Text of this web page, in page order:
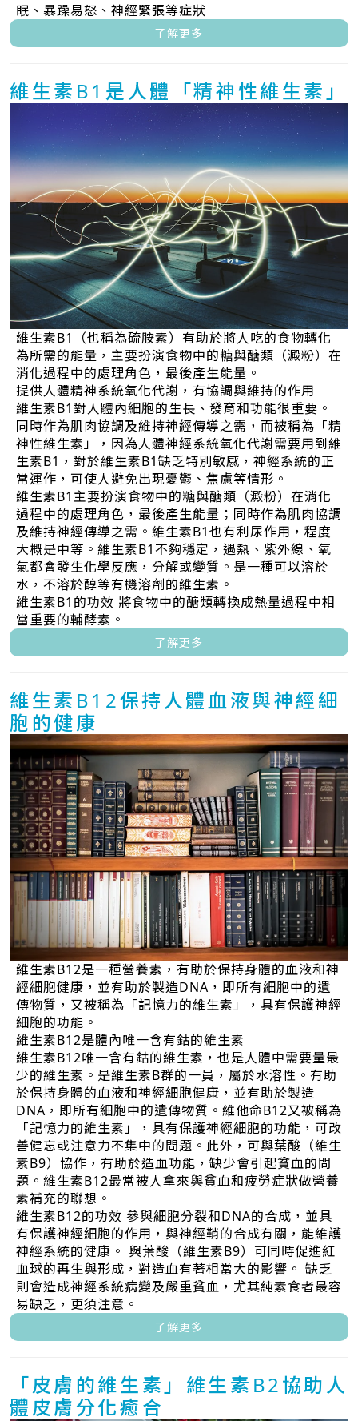
眠、暴躁易怒、神經緊張等症狀
了解更多
維生素B1是人體「精神性維生素」
維生素B1（也稱為硫胺素）有助於將人吃的食物轉化
為所需的能量，主要扮演食物中的糖與醣類（澱粉）在
消化過程中的處理角色，最後產生能量。
提供人體精神系統氧化代謝，有協調與維持的作用
維生素B1對人體內細胞的生長、發育和功能很重要。
同時作為肌肉協調及維持神經傳導之需，而被稱為「精
神性維生素」，因為人體神經系統氧化代謝需要用到維
生素B1，對於維生素B1缺乏特別敏感，神經系統的正
常運作，可使人避免出現憂鬱、焦慮等情形。
維生素B1主要扮演食物中的糖與醣類（澱粉）在消化
過程中的處理角色，最後產生能量；同時作為肌肉協調
及維持神經傳導之需。維生素B1也有利尿作用，程度
大概是中等。維生素B1不夠穩定，遇熱、紫外線、氧
氣都會發生化學反應，分解或變質。是一種可以溶於
水，不溶於醇等有機溶劑的維生素。
維生素B1的功效 將食物中的醣類轉換成熱量過程中相
當重要的輔酵素。
了解更多
維生素B12保持人體血液與神經細
胞的健康
維生素B12是一種營養素，有助於保持身體的血液和神
經細胞健康，並有助於製造DNA，即所有細胞中的遺
傳物質，又被稱為「記憶力的維生素」，具有保護神經
細胞的功能。
維生素B12是體內唯一含有鈷的維生素
維生素B12唯一含有鈷的維生素，也是人體中需要量最
少的維生素。是維生素B群的一員，屬於水溶性。有助
於保持身體的血液和神經細胞健康，並有助於製造
DNA，即所有細胞中的遺傳物質。維他命B12又被稱為
「記憶力的維生素」，具有保護神經細胞的功能，可改
善健忘或注意力不集中的問題。此外，可與葉酸（維生
素B9）協作，有助於造血功能，缺少會引起貧血的問
題。維生素B12最常被人拿來與貧血和疲勞症狀做營養
素補充的聯想。
維生素B12的功效 參與細胞分裂和DNA的合成，並具
有保護神經細胞的作用，與神經鞘的合成有關，能維護
神經系統的健康。 與葉酸（維生素B9）可同時促進紅
血球的再生與形成，對造血有著相當大的影響。 缺乏
則會造成神經系統病變及嚴重貧血，尤其純素食者最容
易缺乏，更須注意。
了解更多
「皮膚的維生素」維生素B2協助人
體皮膚分化癒合